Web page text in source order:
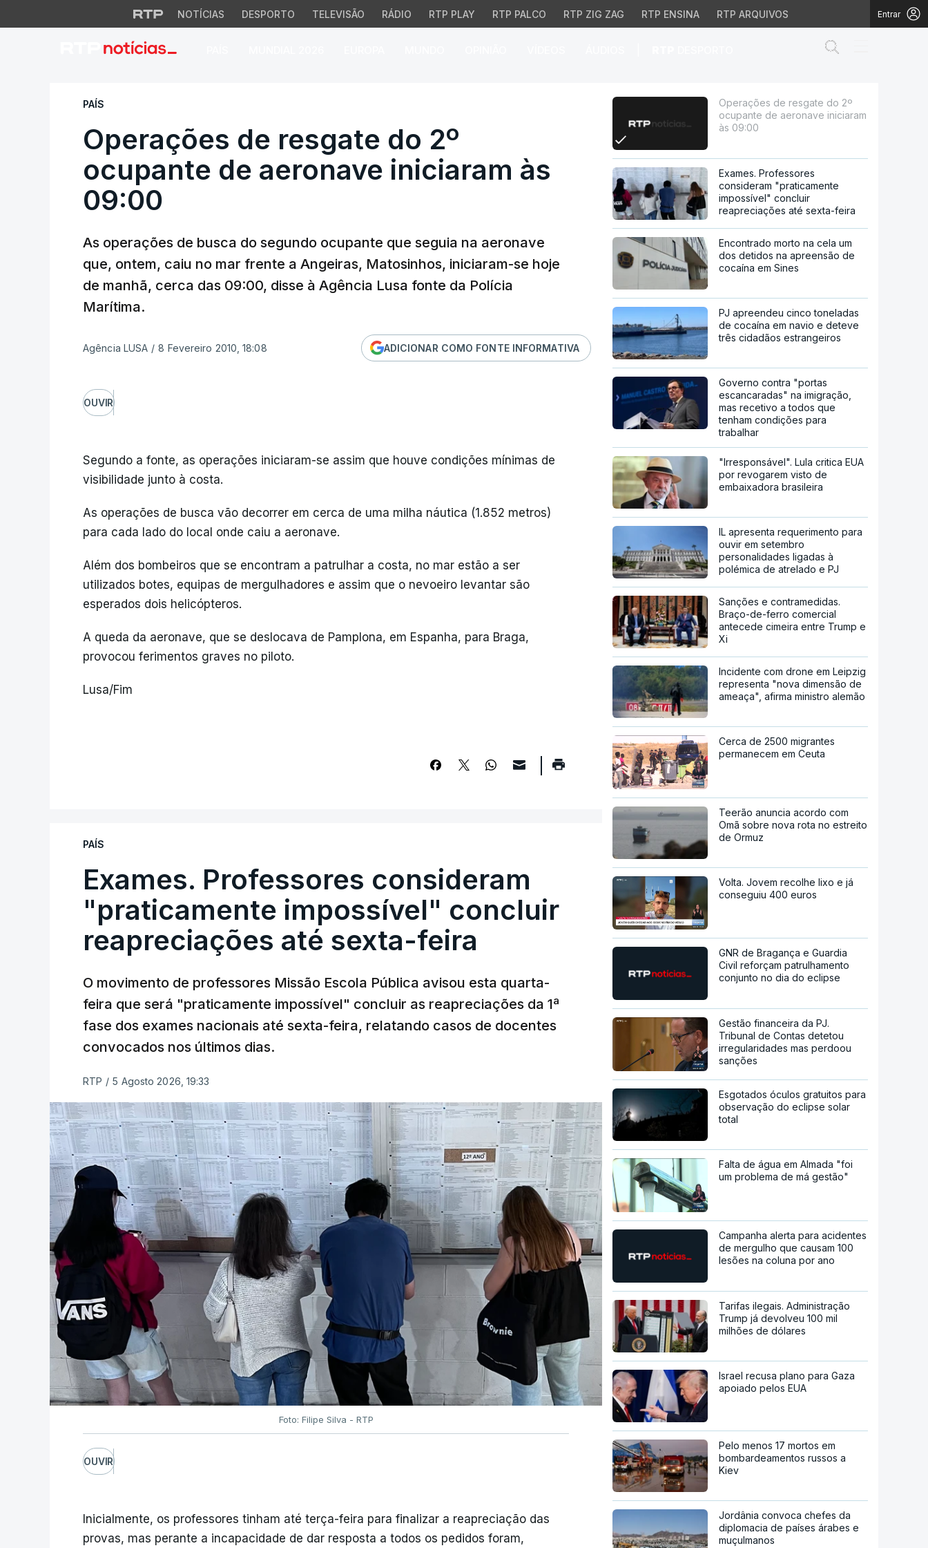
NOTÍCIAS DESPORTO TELEVISÃO RÁDIO RTP PLAY RTP PALCO RTP ZIG ZAG RTP ENSINA RTP ARQUIVOS Entrar
Operações de resgate do 2º ocupante de aeronave iniciaram às
PAÍS
Operações de resgate do 2º
ocupante de aeronave iniciaram às
09:00
As operações de busca do segundo ocupante que seguia na aeronave
que, ontem, caiu no mar frente a Angeiras, Matosinhos, iniciaram-se hoje
de manhã, cerca das 09:00, disse à Agência Lusa fonte da Polícia
Marítima.
Agência LUSA / 8 Fevereiro 2010, 18:08 ADICIONAR COMO FONTE INFORMATIVA
OUVIR
Segundo a fonte, as operações iniciaram-se assim que houve condições mínimas de
visibilidade junto à costa.
As operações de busca vão decorrer em cerca de uma milha náutica (1.852 metros)
para cada lado do local onde caiu a aeronave.
Além dos bombeiros que se encontram a patrulhar a costa, no mar estão a ser
utilizados botes, equipas de mergulhadores e assim que o nevoeiro levantar são
esperados dois helicópteros.
A queda da aeronave, que se deslocava de Pamplona, em Espanha, para Braga,
provocou ferimentos graves no piloto.
Lusa/Fim
PAÍS
Exames. Professores consideram
"praticamente impossível" concluir
reapreciações até sexta-feira
O movimento de professores Missão Escola Pública avisou esta quarta-
feira que será "praticamente impossível" concluir as reapreciações da 1ª
fase dos exames nacionais até sexta-feira, relatando casos de docentes
convocados nos últimos dias.
RTP / 5 Agosto 2026, 19:33
Foto: Filipe Silva - RTP
OUVIR
Inicialmente, os professores tinham até terça-feira para finalizar a reapreciação das
provas, mas perante a incapacidade de dar resposta a todos os pedidos foram,
Operações de resgate do 2º
ocupante de aeronave iniciaram
às 09:00
Exames. Professores
consideram "praticamente
impossível" concluir
reapreciações até sexta-feira
Encontrado morto na cela um
dos detidos na apreensão de
cocaína em Sines
PJ apreendeu cinco toneladas
de cocaína em navio e deteve
três cidadãos estrangeiros
Governo contra "portas
escancaradas" na imigração,
mas recetivo a todos que
tenham condições para
trabalhar
"Irresponsável". Lula critica EUA
por revogarem visto de
embaixadora brasileira
IL apresenta requerimento para
ouvir em setembro
personalidades ligadas à
polémica de atrelado e PJ
Sanções e contramedidas.
Braço-de-ferro comercial
antecede cimeira entre Trump e
Xi
Incidente com drone em Leipzig
representa "nova dimensão de
ameaça", afirma ministro alemão
Cerca de 2500 migrantes
permanecem em Ceuta
Teerão anuncia acordo com
Omã sobre nova rota no estreito
de Ormuz
Volta. Jovem recolhe lixo e já
conseguiu 400 euros
GNR de Bragança e Guardia
Civil reforçam patrulhamento
conjunto no dia do eclipse
Gestão financeira da PJ.
Tribunal de Contas detetou
irregularidades mas perdoou
sanções
Esgotados óculos gratuitos para
observação do eclipse solar
total
Falta de água em Almada "foi
um problema de má gestão"
Campanha alerta para acidentes
de mergulho que causam 100
lesões na coluna por ano
Tarifas ilegais. Administração
Trump já devolveu 100 mil
milhões de dólares
Israel recusa plano para Gaza
apoiado pelos EUA
Pelo menos 17 mortos em
bombardeamentos russos a
Kiev
Jordânia convoca chefes da
diplomacia de países árabes e
muçulmanos